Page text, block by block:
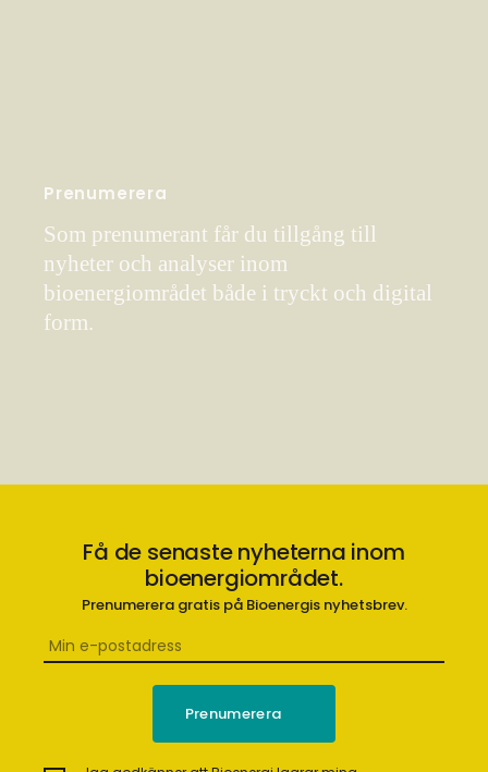
Prenumerera
Som prenumerant får du tillgång till
nyheter och analyser inom
bioenergiområdet både i tryckt och digital
form.
Få de senaste nyheterna inom
bioenergiområdet.
Prenumerera gratis på Bioenergis nyhetsbrev.